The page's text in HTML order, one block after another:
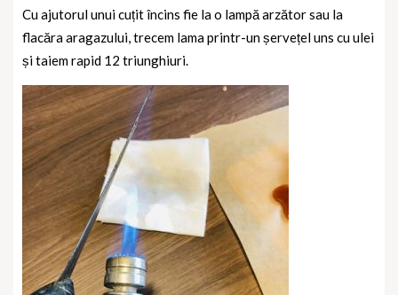
Cu ajutorul unui cuțit încins fie la o lampă arzător sau la
flacăra aragazului, trecem lama printr-un șervețel uns cu ulei
și taiem rapid 12 triunghiuri.